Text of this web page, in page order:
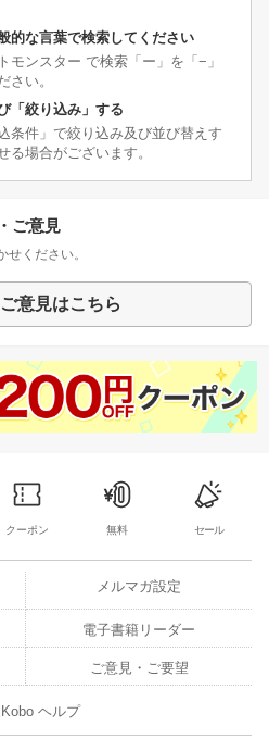
的な言葉で検索してください
ンスター で検索「ー」を「−」
さい。
「絞り込み」する
条件」で絞り込み及び並び替えす
る場合がございます。
ご意見
ください。
意見はこちら
クーポン 無料 セール
メルマガ設定
電子書籍リーダー
ご意見・ご要望
ヘルプ